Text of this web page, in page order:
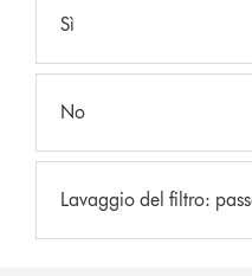
Sì
No
Lavaggio del filtro: